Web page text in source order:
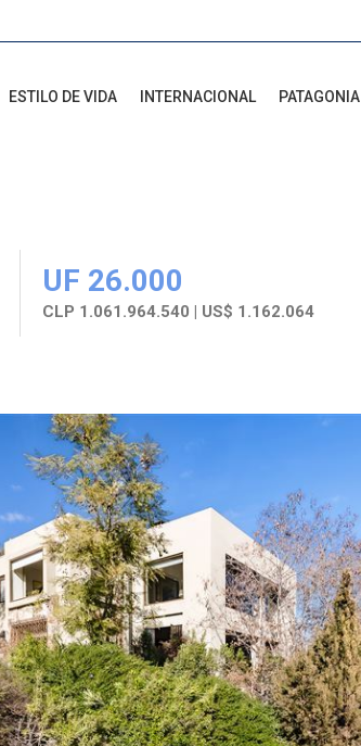
ESTILO DE VIDA INTERNACIONAL PATAGONIA
UF 26.000
CLP 1.061.964.540 | US$ 1.162.064